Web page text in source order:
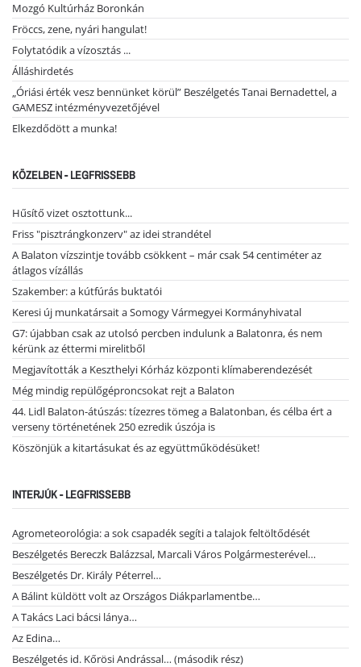
Mozgó Kultúrház Boronkán
Fröccs, zene, nyári hangulat!
Folytatódik a vízosztás ...
Álláshirdetés
„Óriási érték vesz bennünket körül” Beszélgetés Tanai Bernadettel, a
GAMESZ intézményvezetőjével
Elkezdődött a munka!
KÖZELBEN - LEGFRISSEBB
Hűsítő vizet osztottunk...
Friss "pisztrángkonzerv" az idei strandétel
A Balaton vízszintje tovább csökkent – már csak 54 centiméter az
átlagos vízállás
Szakember: a kútfúrás buktatói
Keresi új munkatársait a Somogy Vármegyei Kormányhivatal
G7: újabban csak az utolsó percben indulunk a Balatonra, és nem
kérünk az éttermi mirelitből
Megjavították a Keszthelyi Kórház központi klímaberendezését
Még mindig repülőgéproncsokat rejt a Balaton
44. Lidl Balaton-átúszás: tízezres tömeg a Balatonban, és célba ért a
verseny történetének 250 ezredik úszója is
Köszönjük a kitartásukat és az együttműködésüket!
INTERJÚK - LEGFRISSEBB
Agrometeorológia: a sok csapadék segíti a talajok feltöltődését
Beszélgetés Bereczk Balázzsal, Marcali Város Polgármesterével…
Beszélgetés Dr. Király Péterrel…
A Bálint küldött volt az Országos Diákparlamentbe…
A Takács Laci bácsi lánya…
Az Edina…
Beszélgetés id. Kőrösi Andrással… (második rész)